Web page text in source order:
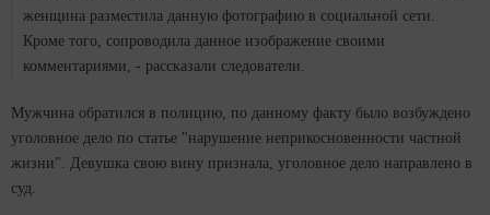
женщина разместила данную фотографию в социальной сети.
Кроме того, сопроводила данное изображение своими
комментариями, - рассказали следователи.
Мужчина обратился в полицию, по данному факту было возбуждено
уголовное дело по статье "нарушение неприкосновенности частной
жизни". Девушка свою вину признала, уголовное дело направлено в
суд.